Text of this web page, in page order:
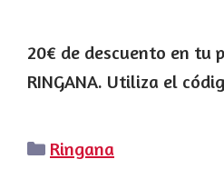
20€ de descuento en tu
RINGANA. Utiliza el
Categorías
Ringana